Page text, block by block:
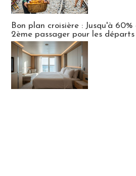
Bon plan croisière : Jusqu'à
2ème passager pour les